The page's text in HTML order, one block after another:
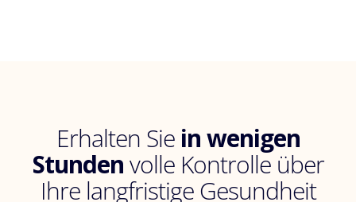
Erhalten Sie in wenigen
Stundenvolle Kontrolle über
Ihre langfristige Gesundheit